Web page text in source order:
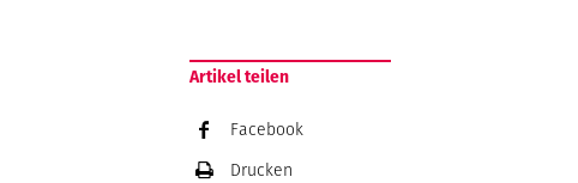
Artikel teilen
Facebook
Drucken